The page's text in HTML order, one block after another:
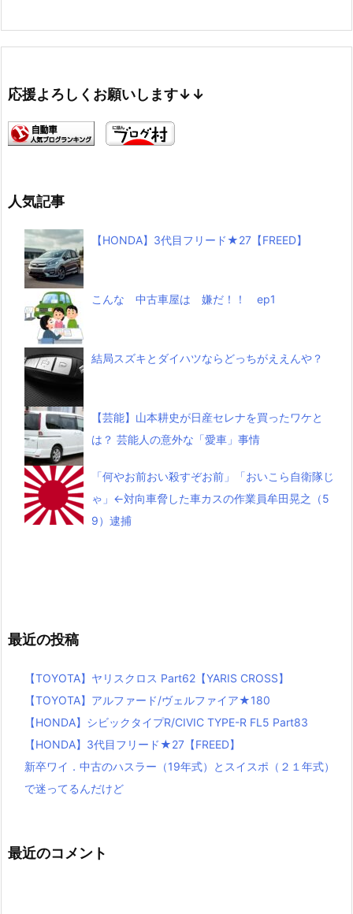
応援よろしくお願いします↓↓
人気記事
【HONDA】3代目フリード★27【FREED】
こんな 中古車屋は 嫌だ！！ ep1
結局スズキとダイハツならどっちがええんや？
【芸能】山本耕史が日産セレナを買ったワケと
は？ 芸能人の意外な「愛車」事情
「何やお前おい殺すぞお前」「おいこら自衛隊じ
ゃ」←対向車脅した車カスの作業員牟田晃之（5
9）逮捕
最近の投稿
【TOYOTA】ヤリスクロス Part62【YARIS CROSS】
【TOYOTA】アルファード/ヴェルファイア★180
【HONDA】シビックタイプR/CIVIC TYPE-R FL5 Part83
【HONDA】3代目フリード★27【FREED】
新卒ワイ．中古のハスラー（19年式）とスイスポ（２１年式）
で迷ってるんだけど
最近のコメント